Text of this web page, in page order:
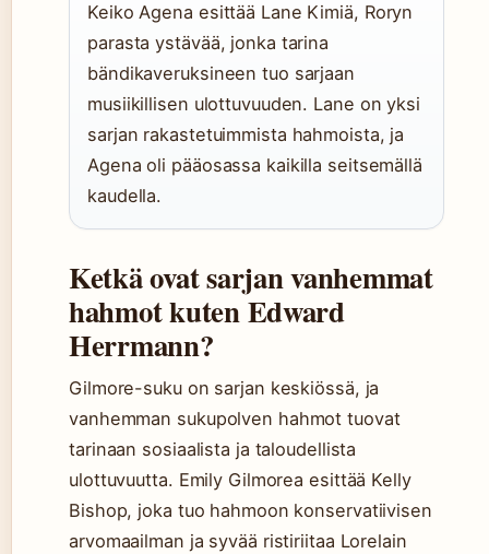
Keiko Agena esittää Lane Kimiä, Roryn
parasta ystävää, jonka tarina
bändikaveruksineen tuo sarjaan
musiikillisen ulottuvuuden. Lane on yksi
sarjan rakastetuimmista hahmoista, ja
Agena oli pääosassa kaikilla seitsemällä
kaudella.
Ketkä ovat sarjan vanhemmat
hahmot kuten Edward
Herrmann?
Gilmore-suku on sarjan keskiössä, ja
vanhemman sukupolven hahmot tuovat
tarinaan sosiaalista ja taloudellista
ulottuvuutta. Emily Gilmorea esittää Kelly
Bishop, joka tuo hahmoon konservatiivisen
arvomaailman ja syvää ristiriitaa Lorelain